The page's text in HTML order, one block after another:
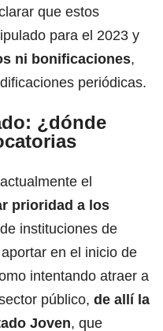
que estos
para el 2023 y
ni bonificaciones,
periódicas.
¿dónde
el
prioridad a los
de instituciones de
en el inicio de
intentando atraer a
público, de allí la
Joven, que